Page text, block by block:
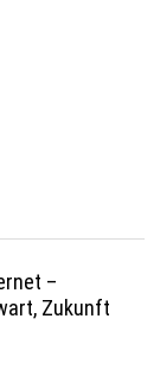
–
Zukunft